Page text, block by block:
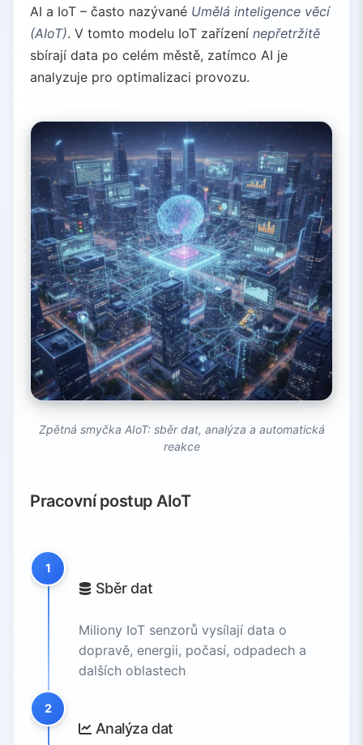
AI a IoT – často nazývané Umělá inteligence věcí
(AIoT). V tomto modelu IoT zařízení nepřetržitě
sbírají data po celém městě, zatímco AI je
analyzuje pro optimalizaci provozu.
Zpětná smyčka AIoT: sběr dat, analýza a automatická
reakce
Pracovní postup AIoT
1
Sběr dat
Miliony IoT senzorů vysílají data o
dopravě, energii, počasí, odpadech a
dalších oblastech
2
Analýza dat